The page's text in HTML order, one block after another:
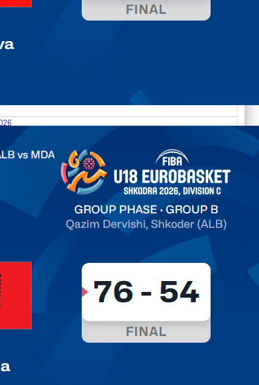
Albania vs Moldova FIBA U18 EuroBasket 2026,
Выберите Обзор Статистика Матч сыгран 0